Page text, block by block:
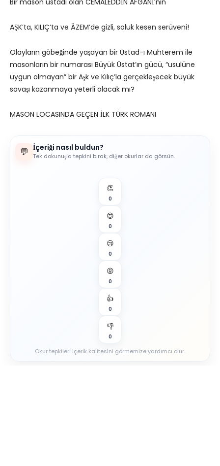
Bir mason üstadı olan CEMALEDDİN AFGANİ’nin
AŞK’ta, KILIÇ’ta ve ÂZEM’de gizli, soluk kesen serüveni!
Olayların göbeğinde yaşayan bir Üstad-ı Muhterem ile
masonların bir numarası Büyük Üstat’ın gücü, “usulüne
uygun olmayan” bir Aşk ve Kılıç’la gerçekleşecek büyük
savaşı kazanmaya yeterli olacak mı?
MASON LOCASINDA GEÇEN İLK TÜRK ROMANI
💬 İçeriği nasıl buldun?
Tek dokunuşla tepkini bırak, diğer okurlar da görsün.
👏
0
😍
0
😢
0
😡
0
👍
0
👎
0
Okur tepkileri içerik kalitesini görmemize yardımcı olur.